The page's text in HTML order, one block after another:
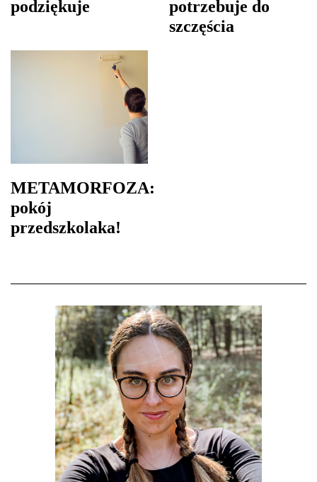
podziękuje
potrzebuje do
szczęścia
METAMORFOZA:
pokój
przedszkolaka!